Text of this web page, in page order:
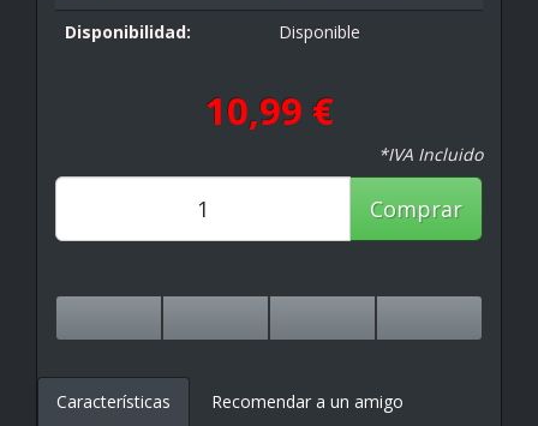
Disponibilidad:
Disponible
10,99 €
*IVA Incluido
Comprar
Características Recomendar a un amigo